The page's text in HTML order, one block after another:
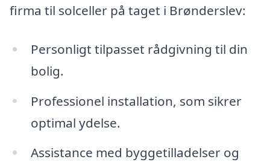
firma til solceller på taget i Brønderslev:
Personligt tilpasset rådgivning til din
bolig.
Professionel installation, som sikrer
optimal ydelse.
Assistance med byggetilladelser og